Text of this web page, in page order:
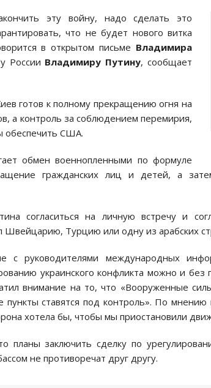
эту войну, надо сделать это
что не будет нового витка
в открытом письме Владимира
России Владимиру Путину, сообщает
готов к полному прекращению огня на
а контроль за соблюдением перемирия,
обеспечить США.
обмен военнопленными по формуле
гражданских лиц и детей, а
согласиться на личную встречу и
Турцию или одну из арабских
с руководителями международных
украинского конфликта можно и без
внимание на то, что «Вооруженные
ставятся под контроль». По мнению
хотела бы, чтобы мы приостановили
планы заключить сделку по
не противоречат друг другу.